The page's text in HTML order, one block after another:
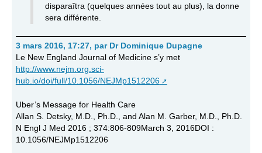
disparaîtra (quelques années tout au plus), la donne
sera différente.
3 mars 2016, 17:27, par Dr Dominique Dupagne
Le New England Journal of Medicine s’y met
http://www.nejm.org.sci-
hub.io/doi/full/10.1056/NEJMp1512206
Uber’s Message for Health Care
Allan S. Detsky, M.D., Ph.D., and Alan M. Garber, M.D., Ph.D.
N Engl J Med 2016 ; 374:806-809March 3, 2016DOI :
10.1056/NEJMp1512206